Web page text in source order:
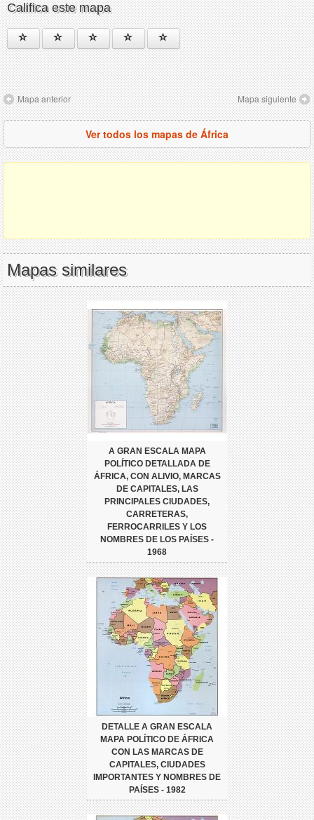
Califica este mapa
Mapa anterior Mapa siguiente
Ver todos los mapas de África
Mapas similares
A GRAN ESCALA MAPA
POLÍTICO DETALLADA DE
ÁFRICA, CON ALIVIO, MARCAS
DE CAPITALES, LAS
PRINCIPALES CIUDADES,
CARRETERAS,
FERROCARRILES Y LOS
NOMBRES DE LOS PAÍSES -
1968
DETALLE A GRAN ESCALA
MAPA POLÍTICO DE ÁFRICA
CON LAS MARCAS DE
CAPITALES, CIUDADES
IMPORTANTES Y NOMBRES DE
PAÍSES - 1982